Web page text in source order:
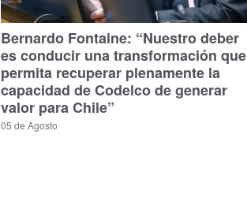
Bernardo Fontaine: “Nuestro deber
es conducir una transformación que
permita recuperar plenamente la
capacidad de Codelco de generar
valor para Chile”
05 de Agosto